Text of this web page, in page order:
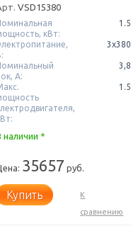
VSD15380
кВт:
1.5
3x380
А:
3,8
1.5
наличии *
35657 руб.
Купить
К
сравнению